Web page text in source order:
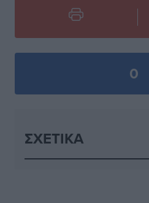
0
ΣΧΕΤΙΚΆ